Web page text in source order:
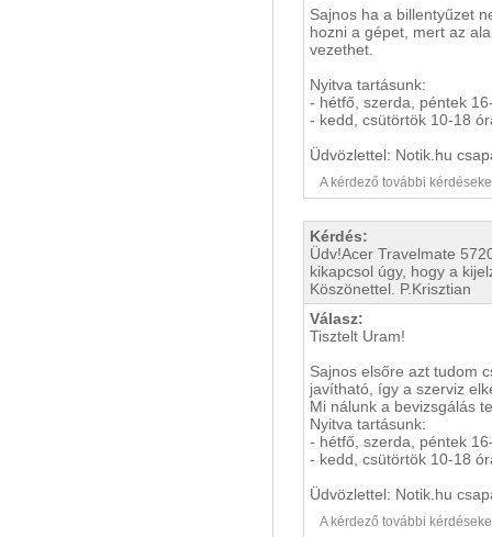
Sajnos ha a billentyűzet
hozni a gépet, mert az
vezethet.
Nyitva tartásunk:
- hétfő, szerda, péntek
- kedd, csütörtök 10-18
Üdvözlettel: Notik.hu
A kérdező további
Kérdés:
Üdv!Acer Travelmate
kikapcsol úgy, hogy a
Köszönettel. P.Krisztian
Válasz:
Tisztelt Uram!
Sajnos elsőre azt tudom
javítható, így a szerviz
Mi nálunk a bevizsgálás
Nyitva tartásunk:
- hétfő, szerda, péntek
- kedd, csütörtök 10-18
Üdvözlettel: Notik.hu
A kérdező további